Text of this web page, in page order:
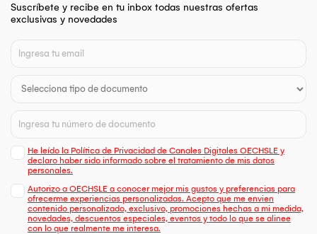
Suscríbete y recibe en tu inbox todas nuestras ofertas
exclusivas y novedades
He leído la Política de Privacidad de Canales Digitales OECHSLE y
declaro haber sido informado sobre el tratamiento de mis datos
personales.
Autorizo a OECHSLE a conocer mejor mis gustos y preferencias para
ofrecerme experiencias personalizadas. Acepto que me envien
contenido personalizado, exclusivo, promociones hechas a mi medida,
novedades, descuentos especiales, eventos y todo lo que se alinee
con lo que realmente me interesa.